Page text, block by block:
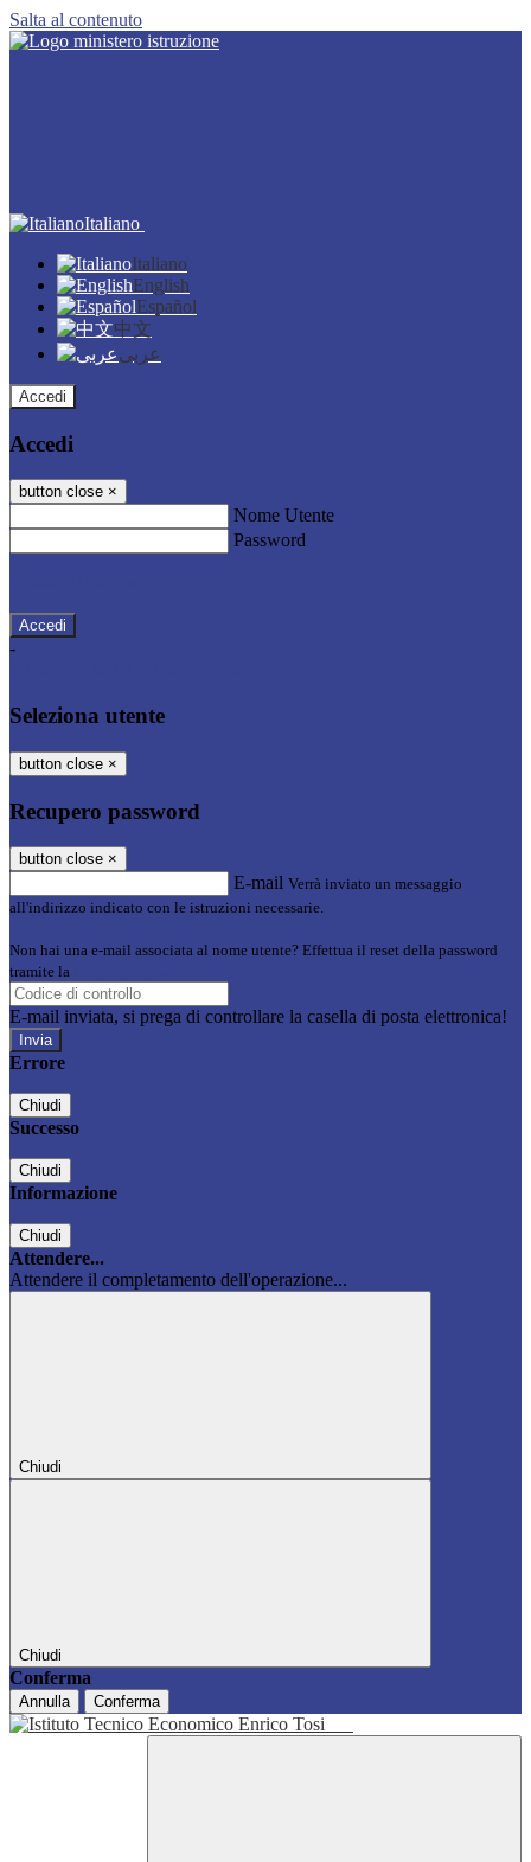
Salta al contenuto
Italiano
Italiano
English
Español
中文
عربى
Accedi
Accedi
button close ×
Nome Utente
Password
-
Seleziona utente
button close ×
Recupero password
button close ×
E-mail Verrà inviato un messaggio
all'indirizzo indicato con le istruzioni necessarie.
Non hai una e-mail associata al nome utente? Effettua il reset della password
tramite la
E-mail inviata, si prega di controllare la casella di posta elettronica!
Errore
Chiudi
Successo
Chiudi
Informazione
Chiudi
Attendere...
Attendere il completamento dell'operazione...
Chiudi
Chiudi
Conferma
Annulla Conferma